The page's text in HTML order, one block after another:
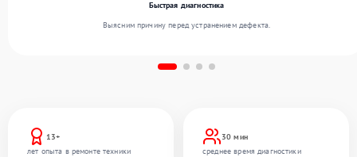
13+
лет опыта в ремонте техники
30 мин
среднее время диагностики
Быстрая диагностика
Выясним причину перед устранением дефекта.